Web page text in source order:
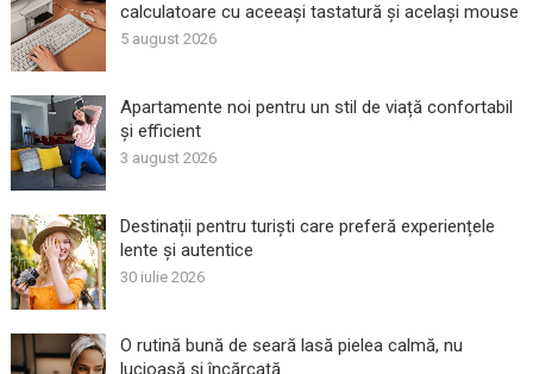
calculatoare cu aceeași tastatură și același mouse
5 august 2026
Apartamente noi pentru un stil de viață confortabil
și efficient
3 august 2026
Destinații pentru turiști care preferă experiențele
lente și autentice
30 iulie 2026
O rutină bună de seară lasă pielea calmă, nu
lucioasă și încărcată